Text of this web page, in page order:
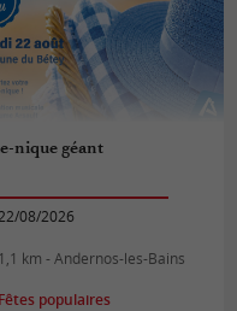
nique géant
08/2026
1,1 km - Andernos-les-Bains
Fêtes populaires